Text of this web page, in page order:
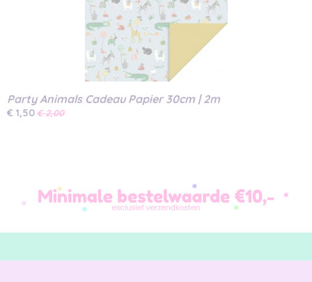
Party Animals Cadeau Papier 30cm | 2m
€ 1,50€ 2,00